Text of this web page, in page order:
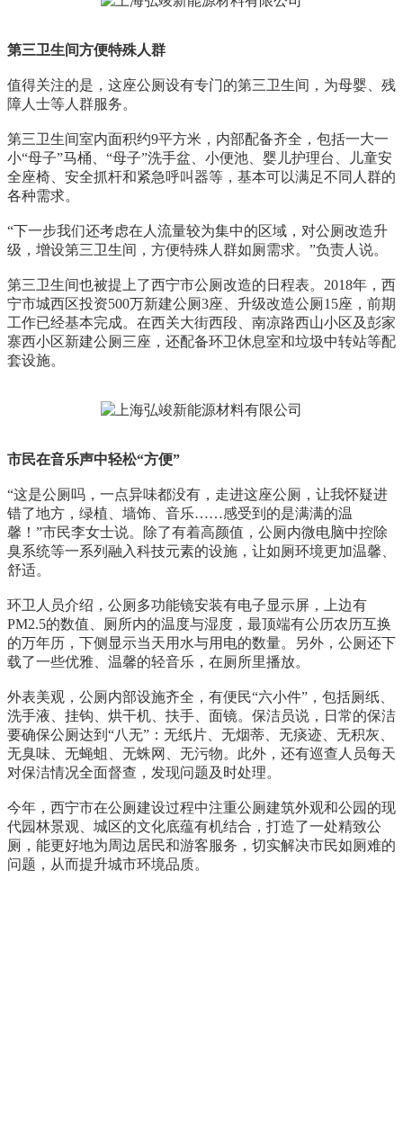
第三卫生间方便特殊人群
值得关注的是，这座公厕设有专门的第三卫生间，为母婴、残
障人士等人群服务。
第三卫生间室内面积约9平方米，内部配备齐全，包括一大一
小“母子”马桶、“母子”洗手盆、小便池、婴儿护理台、儿童安
全座椅、安全抓杆和紧急呼叫器等，基本可以满足不同人群的
各种需求。
“下一步我们还考虑在人流量较为集中的区域，对公厕改造升
级，增设第三卫生间，方便特殊人群如厕需求。”负责人说。
第三卫生间也被提上了西宁市公厕改造的日程表。2018年，西
宁市城西区投资500万新建公厕3座、升级改造公厕15座，前期
工作已经基本完成。在西关大街西段、南凉路西山小区及彭家
寨西小区新建公厕三座，还配备环卫休息室和垃圾中转站等配
套设施。
市民在音乐声中轻松“方便”
“这是公厕吗，一点异味都没有，走进这座公厕，让我怀疑进
错了地方，绿植、墙饰、音乐……感受到的是满满的温
馨！”市民李女士说。除了有着高颜值，公厕内微电脑中控除
臭系统等一系列融入科技元素的设施，让如厕环境更加温馨、
舒适。
环卫人员介绍，公厕多功能镜安装有电子显示屏，上边有
PM2.5的数值、厕所内的温度与湿度，最顶端有公历农历互换
的万年历，下侧显示当天用水与用电的数量。另外，公厕还下
载了一些优雅、温馨的轻音乐，在厕所里播放。
外表美观，公厕内部设施齐全，有便民“六小件”，包括厕纸、
洗手液、挂钩、烘干机、扶手、面镜。保洁员说，日常的保洁
要确保公厕达到“八无”：无纸片、无烟蒂、无痰迹、无积灰、
无臭味、无蝇蛆、无蛛网、无污物。此外，还有巡查人员每天
对保洁情况全面督查，发现问题及时处理。
今年，西宁市在公厕建设过程中注重公厕建筑外观和公园的现
代园林景观、城区的文化底蕴有机结合，打造了一处精致公
厕，能更好地为周边居民和游客服务，切实解决市民如厕难的
问题，从而提升城市环境品质。